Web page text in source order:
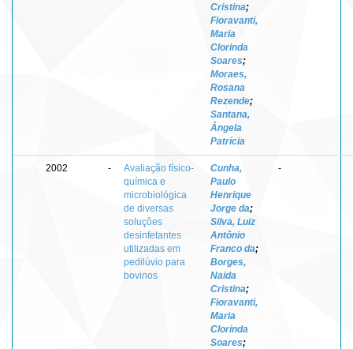
Cristina;
Fioravanti,
Maria
Clorinda
Soares;
Moraes,
Rosana
Rezende;
Santana,
Ângela
Patrícia
2002 -
Avaliação físico-
química e
microbiológica
de diversas
soluções
desinfetantes
utilizadas em
pedilúvio para
bovinos
Cunha,
Paulo
Henrique
Jorge da;
Silva, Luiz
Antônio
Franco da;
Borges,
Naida
Cristina;
Fioravanti,
Maria
Clorinda
Soares;
-